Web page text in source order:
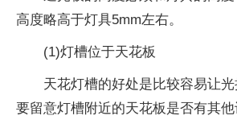
高度略高于灯具5mm左右。
(1)灯槽位于天花板
天花灯槽的好处是比较容易让
要留意灯槽附近的天花板是否有其